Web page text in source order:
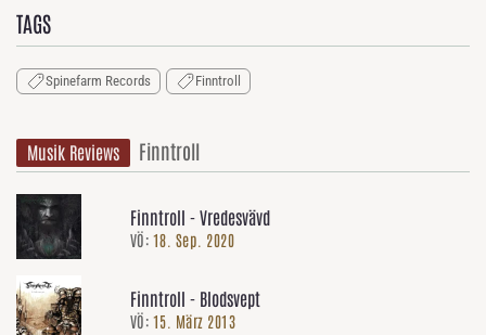
TAGS
Spinefarm Records Finntroll
Musik Reviews Finntroll
Finntroll - Vredesvävd
VÖ: 18. Sep. 2020
Finntroll - Blodsvept
VÖ: 15. März 2013